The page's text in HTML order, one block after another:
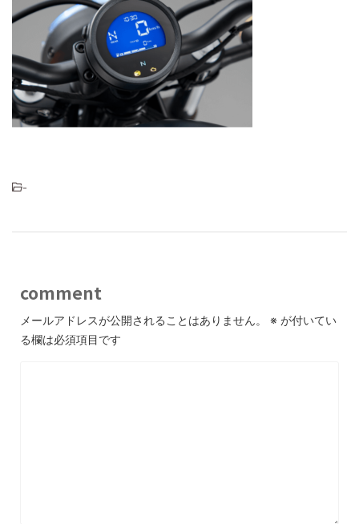
-
comment
メールアドレスが公開されることはありません。 ※ が付いてい
る欄は必須項目です